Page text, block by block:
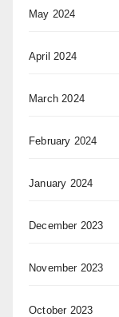
May 2024
April 2024
March 2024
February 2024
January 2024
December 2023
November 2023
October 2023